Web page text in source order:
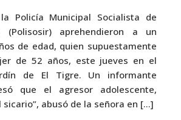
Policía Municipal Socialista de
(Polisosir) aprehendieron a un
de edad, quien supuestamente
de 52 años, este jueves en el
de El Tigre. Un informante
que el agresor adolescente,
sicario”, abusó de la señora en […]